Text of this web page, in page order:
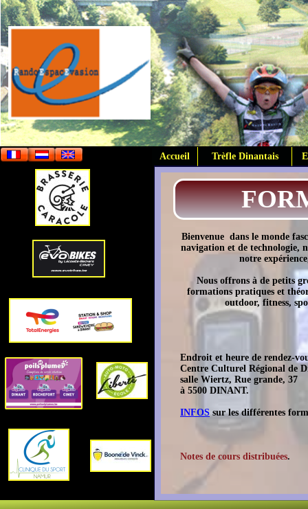
Bienvenue dans le monde
navigation et de technologie,
notre
Nous offrons à de petits
formations pratiques et
outdoor, fitness,
Endroit et heure de rendez-
Centre Culturel Régional de
salle Wiertz, Rue grande, 37
à 5500 DINANT.
INFOS sur les différentes
Notes de cours distribuées.
Accueil Trèfle Dinantais